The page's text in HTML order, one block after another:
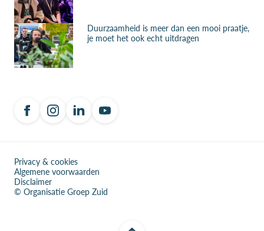
Duurzaamheid is meer dan een mooi praatje,
je moet het ook echt uitdragen
Privacy & cookies
Algemene voorwaarden
Disclaimer
© Organisatie Groep Zuid